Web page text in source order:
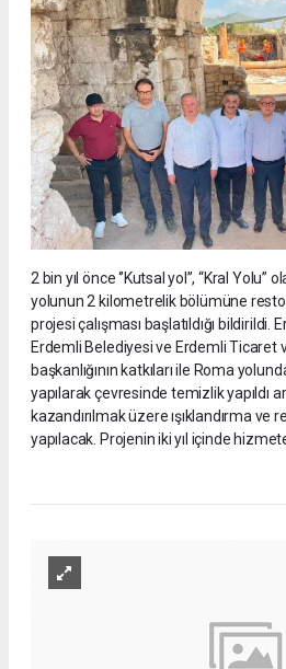
2 bin yıl önce ‘’Kutsal yol’’, “Kral
yolunun 2 kilometrelik bölümüne
projesi çalışması başlatıldığı bildirildi.
Erdemli Belediyesi ve Erdemli Ticaret
başkanlığının katkıları ile Roma
yapılarak çevresinde temizlik yapıldı
kazandırılmak üzere ışıklandırma ve
yapılacak. Projenin iki yıl içinde